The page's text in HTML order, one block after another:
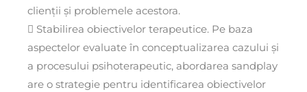
clienții și problemele acestora.
 Stabilirea obiectivelor terapeutice. Pe baza
aspectelor evaluate în conceptualizarea cazului și
a procesului psihoterapeutic, abordarea sandplay
are o strategie pentru identificarea obiectivelor